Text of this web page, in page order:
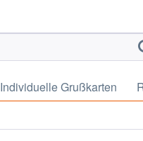
Individuelle Grußkarten